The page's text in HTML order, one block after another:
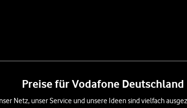
Preise für Vodafone Deutschland
Netz, unser Service und unsere Ideen sind vielfach